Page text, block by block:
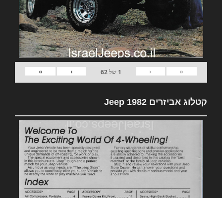
«
‹
1 של62
›
»
קטלוג אביזרים 1982 Jeep